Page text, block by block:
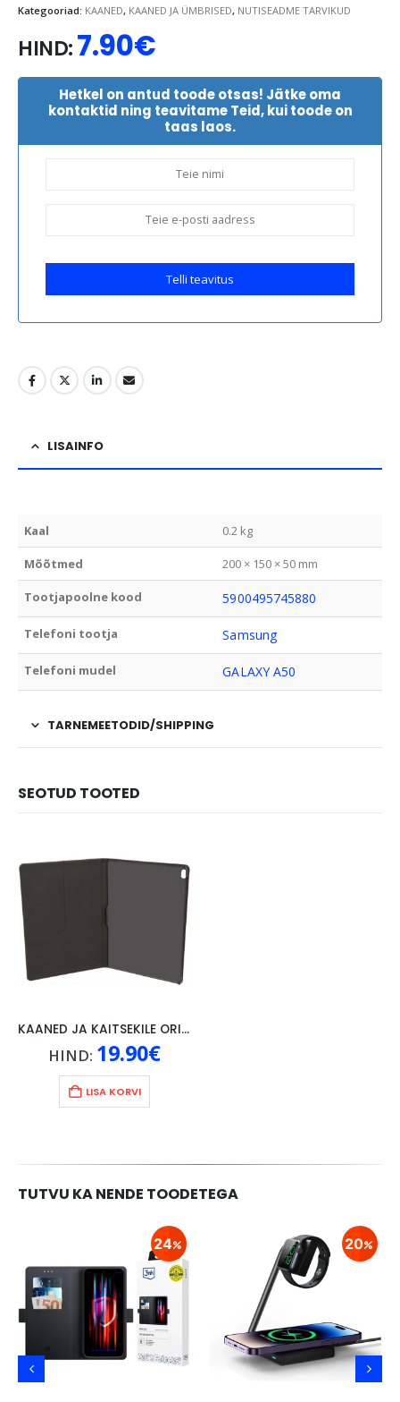
Kategooriad: KAANED, KAANED JA ÜMBRISED, NUTISEADME TARVIKUD
HIND:7.90€
Hetkel on antud toode otsas! Jätke oma
kontaktid ning teavitame Teid, kui toode on
taas laos.
Telli teavitus
LISAINFO
Kaal 0.2 kg
Mõõtmed 200 × 150 × 50 mm
Tootjapoolne kood 5900495745880
Telefoni tootja Samsung
Telefoni mudel GALAXY A50
TARNEMEETODID/SHIPPING
SEOTUD TOOTED
KAANED JA KAITSEKILE ORIGINAAL LENOVO P10, MUST
HIND: 19.90€
LISA KORVI
TUTVU KA NENDE TOODETEGA
24 20